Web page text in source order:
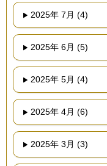
2025年 7月 (4)
2025年 6月 (5)
2025年 5月 (4)
2025年 4月 (6)
2025年 3月 (3)